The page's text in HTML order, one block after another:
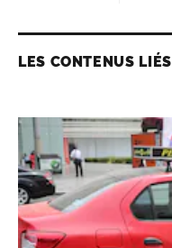
LES CONTENUS LIÉS